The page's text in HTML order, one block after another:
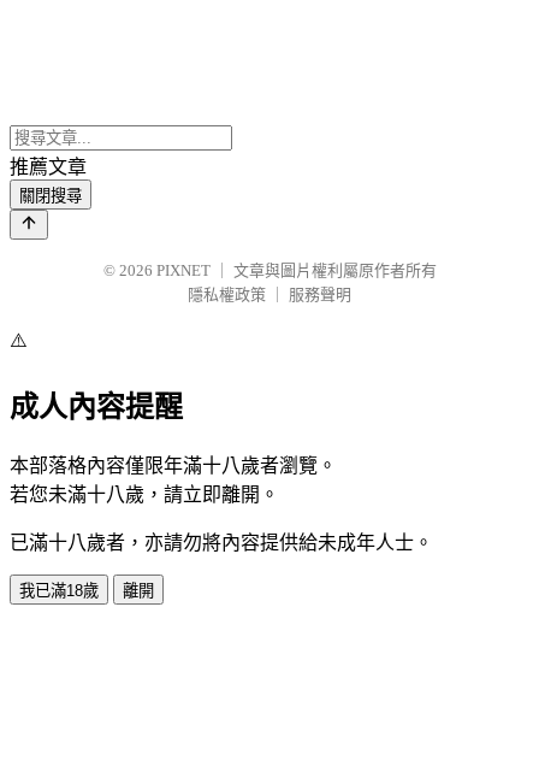
推薦文章
關閉搜尋
© 2026 PIXNET
文章與圖片權利屬原作者所有
隱私權政策
服務聲明
⚠️
成人內容提醒
本部落格內容僅限年滿十八歲者瀏覽。
若您未滿十八歲，請立即離開。
已滿十八歲者，亦請勿將內容提供給未成年人士。
我已滿18歲 離開